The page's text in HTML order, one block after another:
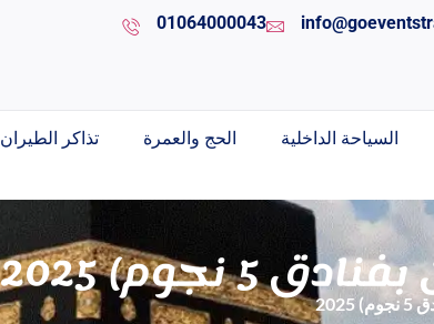
01064000043
السياحة الداخلية الحج والعمرة تذاكر الطيران
نجوم) 2025